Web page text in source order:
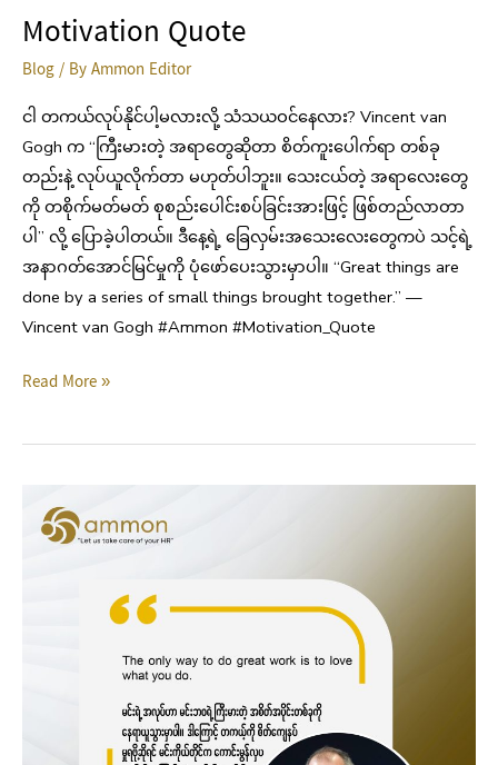
Motivation Quote
Blog/ ByAmmon Editor
ငါ တကယ်လုပ်နိုင်ပါ့မလားလို့ သံသယဝင်နေလား? Vincent van
Gogh က “ကြီးမားတဲ့ အရာတွေဆိုတာ စိတ်ကူးပေါက်ရာ တစ်ခု
တည်းနဲ့ လုပ်ယူလိုက်တာ မဟုတ်ပါဘူး။ သေးငယ်တဲ့ အရာလေးတွေ
ကို တစိုက်မတ်မတ် စုစည်းပေါင်းစပ်ခြင်းအားဖြင့် ဖြစ်တည်လာတာ
ပါ” လို့ ပြောခဲ့ပါတယ်။ ဒီနေ့ရဲ့ ခြေလှမ်းအသေးလေးတွေကပဲ သင့်ရဲ့
အနာဂတ်အောင်မြင်မှုကို ပုံဖော်ပေးသွားမှာပါ။ “Great things are
done by a series of small things brought together.” —
Vincent van Gogh #Ammon #Motivation_Quote
Read More »
Quote